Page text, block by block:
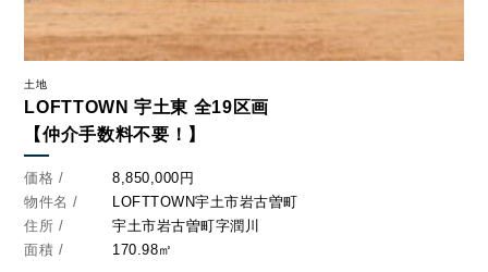
土地
LOFTTOWN 宇土東 全19区画
【仲介手数料不要！】
価格 /
8,850,000円
物件名 /
LOFTTOWN宇土市岩古曽町
住所 /
宇土市岩古曽町字潤川
面積 /
170.98㎡